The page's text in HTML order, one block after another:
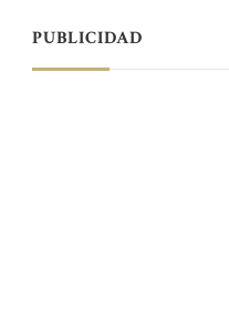
PUBLICIDAD